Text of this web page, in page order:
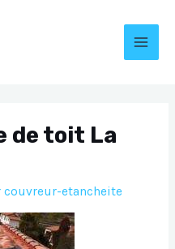
de toit La
couvreur-etancheite